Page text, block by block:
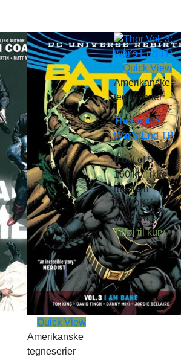
Quick View
Amerikanske
tegneserier
Quick View
Amerikanske
tegneserier
Thor Vol. 3:
War’s End TP
0out of 5
160kr.ikke
medlem
120DKK
medlem
Tilføj til kurv